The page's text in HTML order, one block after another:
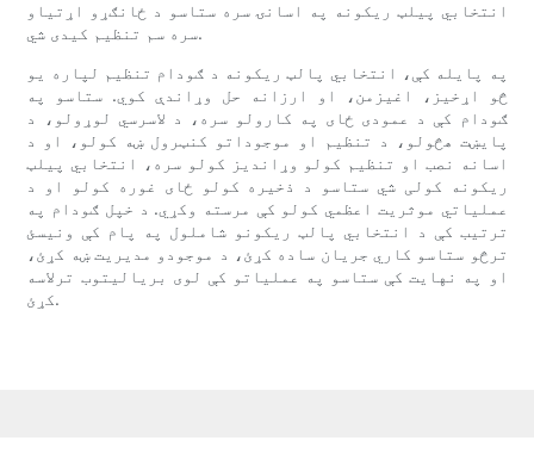
انتخابي پیلټ ریکونه په اسانۍ سره ستاسو د ځانګړو اړتیاو
سره سم تنظیم کیدی شي.
په پایله کې، انتخابي پالټ ریکونه د ګودام تنظیم لپاره یو
څو اړخیز، اغیزمن، او ارزانه حل وړاندې کوي. ستاسو په
ګودام کې د عمودی ځای په کارولو سره، د لاسرسي لوړولو، د
پایښت هڅولو، د تنظیم او موجوداتو کنټرول ښه کولو، او د
اسانه نصب او تنظیم کولو وړاندیز کولو سره، انتخابي پیلټ
ریکونه کولی شي ستاسو د ذخیره کولو ځای غوره کولو او د
عملیاتي موثریت اعظمي کولو کې مرسته وکړي. د خپل ګودام په
ترتیب کې د انتخابي پالټ ریکونو شاملول په پام کې ونیسئ
ترڅو ستاسو کاري جریان ساده کړئ، د موجودو مدیریت ښه کړئ،
او په نهایت کې ستاسو په عملیاتو کې لوی بریالیتوب ترلاسه
کړئ.